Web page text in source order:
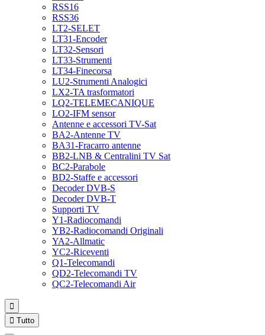
RSS16
RSS36
LT2-SELET
LT31-Encoder
LT32-Sensori
LT33-Strumenti
LT34-Finecorsa
LU2-Strumenti Analogici
LX2-TA trasformatori
LQ2-TELEMECANIQUE
LO2-IFM sensor
Antenne e accessori TV-Sat
BA2-Antenne TV
BA31-Fracarro antenne
BB2-LNB & Centralini TV Sat
BC2-Parabole
BD2-Staffe e accessori
Decoder DVB-S
Decoder DVB-T
Supporti TV
Y1-Radiocomandi
YB2-Radiocomandi Originali
YA2-Allmatic
YC2-Riceventi
Q1-Telecomandi
QD2-Telecomandi TV
QC2-Telecomandi Air

 Tutto